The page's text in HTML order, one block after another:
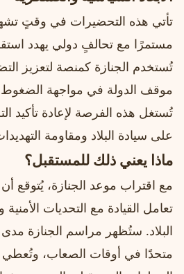
تأتي هذه التحضيرات في وقتٍ
مستمرًا مع تحالفٍ دولي يهدد
تُستخدم الجنازة كمنصة لتعزيز
موقف الدولة في مواجهة الضغوط
تُستغل هذه الفرصة لإعادة تأكيد
على سيادة البلاد ومقاومة
ماذا يعني ذلك للمستقبل؟
مع اقتراب موعد الجنازة، يُتوقع أن
تعامل القيادة مع التحديات الأمنية
البلاد. ستُظهر مراسم الجنازة مدى
متحدًا في أوقات الصعاب،